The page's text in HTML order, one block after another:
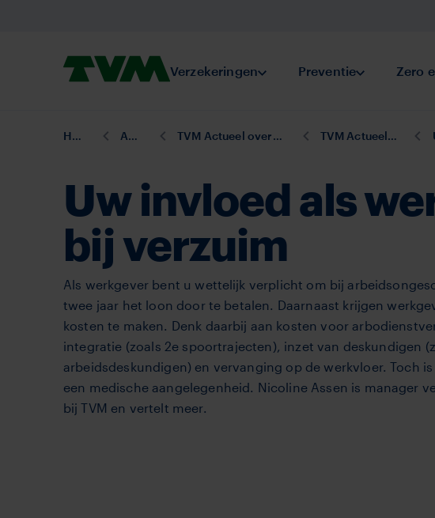
Homepage,
VerzekeringenSubmenu Verzekeringen
PreventieSubmenu
Zero
UHome Actueel TVM Actueel overzichtspagina TVM Actueel mei 2026
Uw invloed als
bij verzuim
Als werkgever bent u wettelijk verplicht om bij
twee jaar het loon door te betalen. Daarnaast krijgen
kosten te maken. Denk daarbij aan kosten voor
integratie (zoals 2e spoortrajecten), inzet van deskundigen
arbeidsdeskundigen) en vervanging op de werkvloer. Toch
een medische aangelegenheid. Nicoline Assen is manager
bij TVM en vertelt meer.